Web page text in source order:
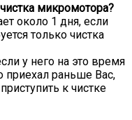
микромотора?
около 1 дня, если
только чистка
у него на это время
приехал раньше Вас,
к чистке